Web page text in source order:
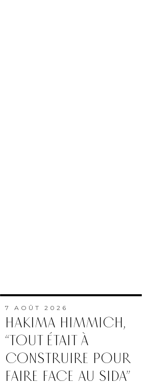
7 AOÛT 2026
HAKIMA HIMMICH,
“TOUT ÉTAIT À
CONSTRUIRE POUR
FAIRE FACE AU SIDA”